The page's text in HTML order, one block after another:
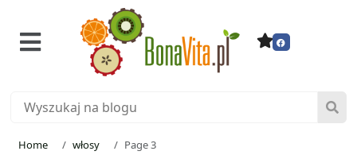
Home włosy Page 3